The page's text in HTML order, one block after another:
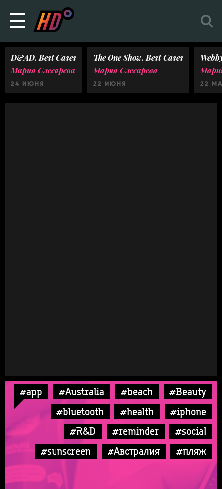
D&AD. Best Cases
Мария Слесарева
24 ИЮНЯ
The One Show. Best Cases
Мария Слесарева
22 ИЮНЯ 22
#app #Australia #beach
#Beauty
#bluetooth
#health
#iphone
#R&D
#reminder
#social
#sunscreen
#Австралия #пляж